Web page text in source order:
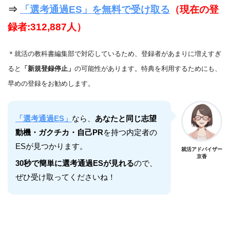
⇒ 「選考通過ES」を無料で受け取る （現在の登
録者:312,887人）
＊就活の教科書編集部で対応しているため、登録者があまりに増えすぎ
ると
「新規登録停止」 の可能性があります。特典を利用するためにも、
早めの登録をお勧めします。
「選考通過ES」 なら、 あなたと同じ志望
動機・ガクチカ・自己PRを持つ内定者の
ESが見つかります。
30秒で簡単に選考通過ESが見れるので、
ぜひ受け取ってくださいね！
就活アドバイザー
京香